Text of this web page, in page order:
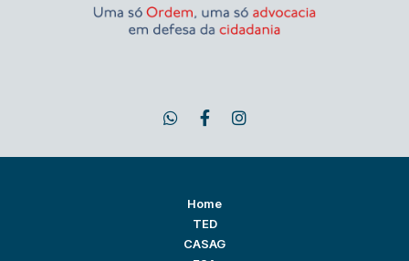
Home
TED
CASAG